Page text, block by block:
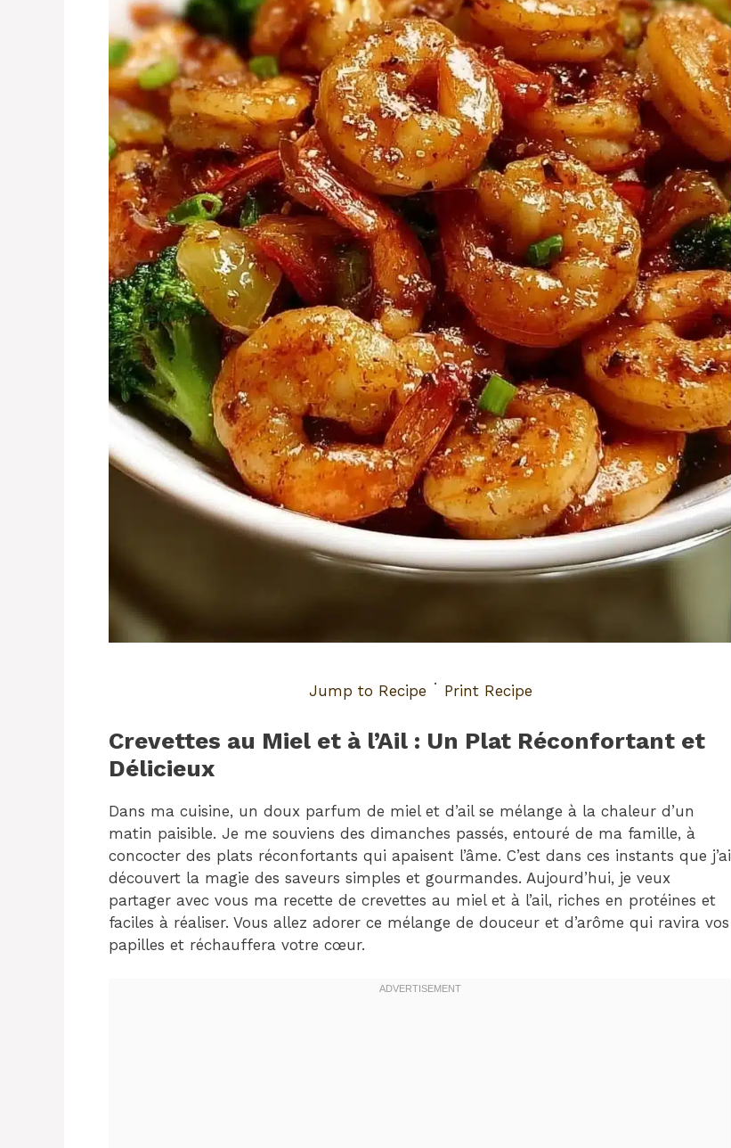
Jump to Recipe · Print Recipe
Crevettes au Miel et à l’Ail : Un Plat Réconfortant et
Délicieux
Dans ma cuisine, un doux parfum de miel et d’ail se mélange à la chaleur d’un
matin paisible. Je me souviens des dimanches passés, entouré de ma famille, à
concocter des plats réconfortants qui apaisent l’âme. C’est dans ces instants que j’ai
découvert la magie des saveurs simples et gourmandes. Aujourd’hui, je veux
partager avec vous ma recette de crevettes au miel et à l’ail, riches en protéines et
faciles à réaliser. Vous allez adorer ce mélange de douceur et d’arôme qui ravira vos
papilles et réchauffera votre cœur.